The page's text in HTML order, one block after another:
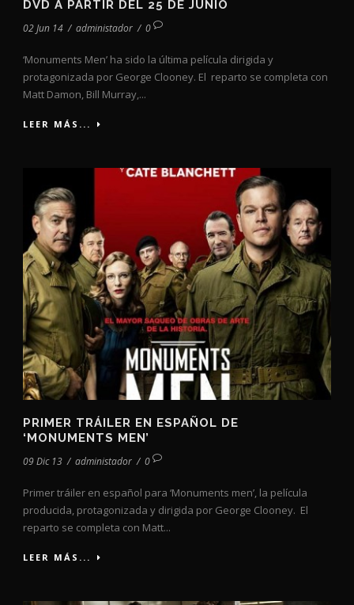
DVD A PARTIR DEL 25 DE JUNIO
02 Jun 14 / administador / 0
‘Monuments Men’ ha sido la última película dirigida y
protagonizada por George Clooney. El reparto se completa con
Matt Damon, Bill Murray,...
LEER MÁS...
PRIMER TRÁILER EN ESPAÑOL DE
‘MONUMENTS MEN’
09 Dic 13 / administador / 0
Primer tráiler en español para ‘Monuments men’, la película
producida, protagonizada y dirigida por George Clooney. El
reparto se completa con Matt...
LEER MÁS...